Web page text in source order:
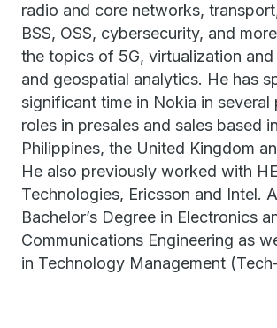
radio and core networks,
BSS, OSS, cybersecurity, and
the topics of 5G, virtualization
and geospatial analytics. He has
significant time in Nokia in several
roles in presales and sales based
Philippines, the United Kingdom
He also previously worked with
Technologies, Ericsson and Intel.
Bachelor’s Degree in Electronics
Communications Engineering as
in Technology Management